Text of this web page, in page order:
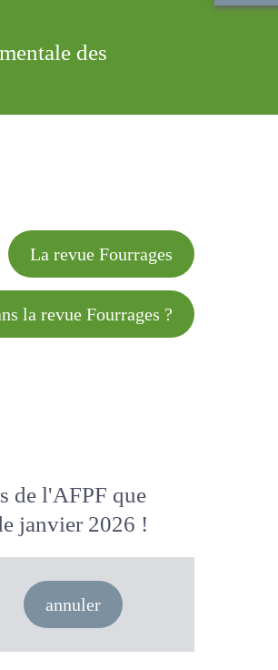
des
La revue Fourrages
revue Fourrages ?
de l'AFPF que
de janvier 2026
annuler